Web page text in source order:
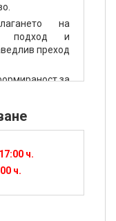
на
подход и
преход
за
ч.
ч.